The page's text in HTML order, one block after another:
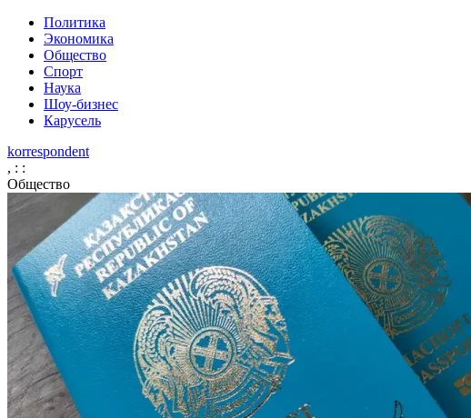
Политика
Экономика
Общество
Спорт
Наука
Шоу-бизнес
Карусель
korrespondent
, : :
Общество